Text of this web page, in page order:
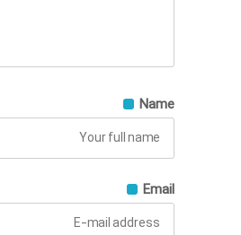
Name
Email